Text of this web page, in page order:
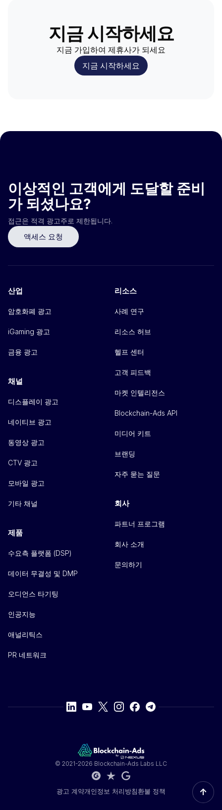
지금 시작하세요
지금 가입하여 제휴사가 되세요
지금 시작하세요
이상적인 고객에게 도달할 준비
가 되셨나요?
접근은 적격 광고주로 제한됩니다.
액세스 요청
산업
암호화폐 광고
iGaming 광고
금융 광고
채널
디스플레이 광고
네이티브 광고
동영상 광고
CTV 광고
모바일 광고
기타 채널
제품
수요측 플랫폼 (DSP)
데이터 무결성 및 DMP
오디언스 타기팅
인공지능
애널리틱스
PR 네트워크
리소스
사례 연구
리소스 허브
헬프 센터
고객 피드백
마켓 인텔리전스
Blockchain-Ads API
미디어 키트
브랜딩
자주 묻는 질문
회사
파트너 프로그램
회사 소개
문의하기
↑
© 2021-2026 Blockchain-Ads Labs LLC
광고 계약개인정보 처리방침환불 정책